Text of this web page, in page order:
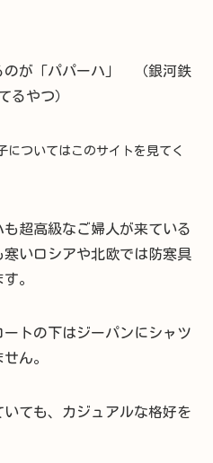
のが「パパーハ」 （銀河鉄
るやつ）
についてはこのサイトを見てく
超高級なご婦人が来ている
いロシアや北欧では防寒具
。
トの下はジーパンにシャツ
ん。
ても、カジュアルな格好を